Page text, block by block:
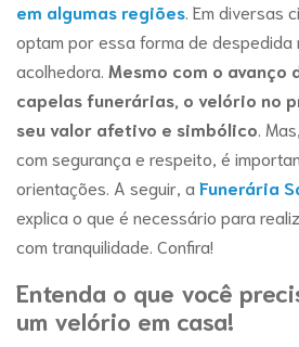
em algumas regiões. Em diversas
optam por essa forma de despedida
acolhedora. Mesmo com o avanço
capelas funerárias, o velório no
seu valor afetivo e simbólico.
com segurança e respeito, é
orientações. A seguir, aFunerária
explica o que é necessário para
com tranquilidade. Confira!
Entenda o que você
um velório em casa!